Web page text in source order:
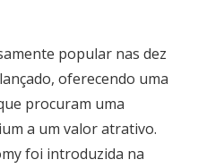
popular nas dez
oferecendo uma
procuram uma
a um valor atrativo.
foi introduzida na